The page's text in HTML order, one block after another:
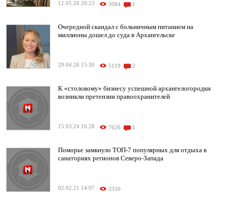
12.05.26 20:23 3084 1
Очередной скандал с больничным питанием на
миллионы дошел до суда в Архангельске
29.04.26 15:30 5119 2
К «столовому» бизнесу успешной архангелогородки
возникли претензии правоохранителей
15.03.24 16:28 7626 1
Поморье замкнуло ТОП-7 популярных для отдыха в
санаториях регионов Северо-Запада
02.02.21 14:07 3350